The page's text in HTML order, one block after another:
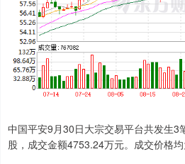
中国平安9月30日大宗交易平台共发生3
股，成交金额4753.24万元。成交价格均